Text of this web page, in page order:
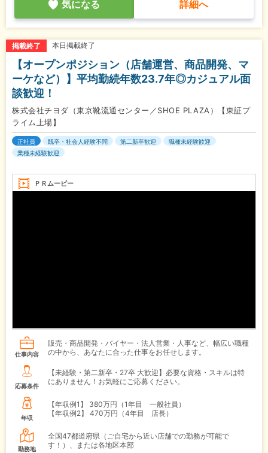
気になる 詳細へ
掲載終了 本日掲載終了
【オープンポジション（店舗運営、商品開発、マ
ーケなど）】平均勤続年数23.7年◎カジュアル面
談歓迎！
株式会社チヨダ（東京靴流通センター／SHOE PLAZA）【東証プ
ライム上場】
正社員 既卒・社会人経験不問 第二新卒歓迎
職種未経験歓迎
業種未経験歓迎
ＰＲムービー
仕事内容
販売・商品開発・バイヤー・法人営業・人事など、幅広い職種
の中から、あなたに合った仕事をお任せします。
応募条件
【未経験・第二新卒・27卒 大歓迎】必要な資格・スキルは特
にありません！お気軽にご応募ください。
年収
【年収例1】
380万円（1年目 一般社員）
【年収例2】
470万円（4年目 店長）
勤務地
全国47都道府県（ご自宅から近い店舗での勤務が可能で
す！）、または各地区本部